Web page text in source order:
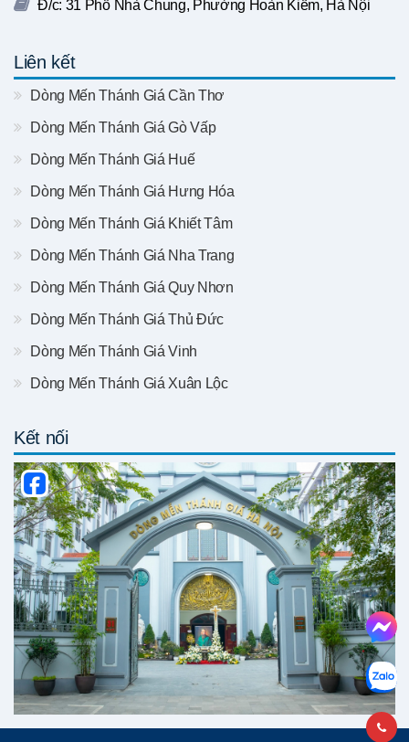
Đ/c: 31 Phố Nhà Chung, Phường Hoàn Kiếm, Hà Nội
Liên kết
Dòng Mến Thánh Giá Cần Thơ
Dòng Mến Thánh Giá Gò Vấp
Dòng Mến Thánh Giá Huế
Dòng Mến Thánh Giá Hưng Hóa
Dòng Mến Thánh Giá Khiết Tâm
Dòng Mến Thánh Giá Nha Trang
Dòng Mến Thánh Giá Quy Nhơn
Dòng Mến Thánh Giá Thủ Đức
Dòng Mến Thánh Giá Vinh
Dòng Mến Thánh Giá Xuân Lộc
Kết nối